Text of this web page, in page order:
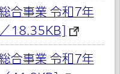
合事業 令和7年
18.35KB]
合事業 令和7年